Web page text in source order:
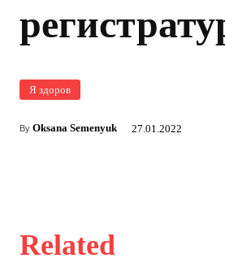
Я здоров
By Oksana Semenyuk 27.01.2022
Related